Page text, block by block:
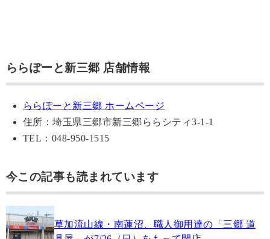
ららぽーと新三郷 店舗情報
ららぽーと新三郷 ホームページ
住所：埼玉県三郷市新三郷ららシティ3-1-1
TEL：048-950-1515
今この記事も読まれています
草加流山線・南蓮沼、職人御用達の「三郷 道